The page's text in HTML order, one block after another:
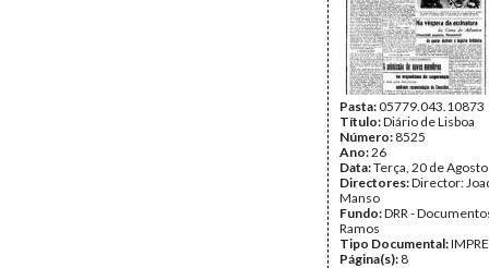
Pasta:05779.043.10873
Título:Diário de Lisboa
Número: 8525
Ano:26
Data:Terça, 20 de
Directores:Director:
Manso
Fundo:DRR -
Ramos
Tipo Documental:
Página(s): 8